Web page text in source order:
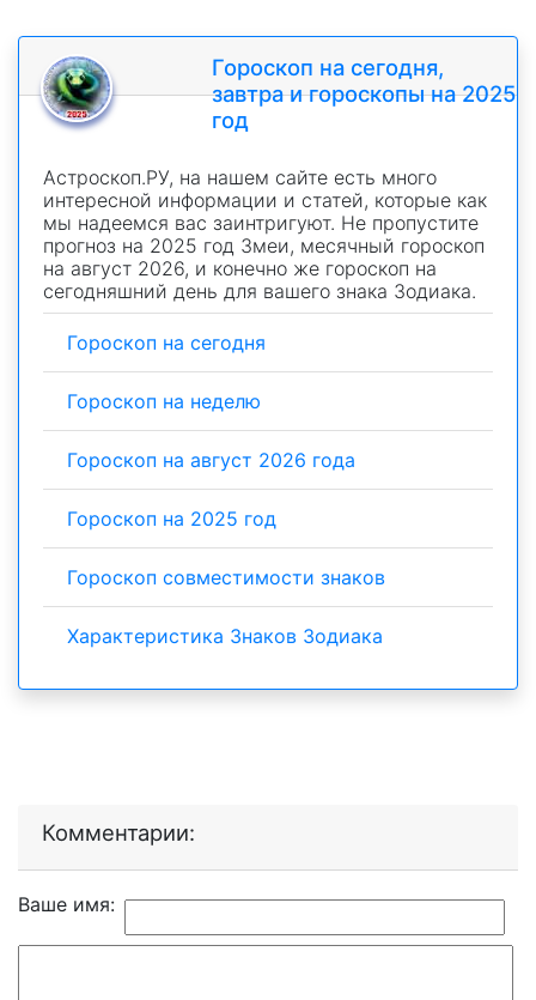
Гороскоп на сегодня,
завтра и гороскопы на 2025
год
Астроскоп.РУ, на нашем сайте есть много
интересной информации и статей, которые как
мы надеемся вас заинтригуют. Не пропустите
прогноз на 2025 год Змеи, месячный гороскоп
на август 2026, и конечно же гороскоп на
сегодняшний день для вашего знака Зодиака.
Гороскоп на сегодня
Гороскоп на неделю
Гороскоп на август 2026 года
Гороскоп на 2025 год
Гороскоп совместимости знаков
Характеристика Знаков Зодиака
Комментарии:
Ваше имя: